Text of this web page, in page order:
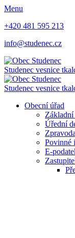
Menu
+420 481 595 213
info@studenec.cz
Studenec vesnice
Studenec vesnice
Obecní úřad
Úřední
Povinné
E-